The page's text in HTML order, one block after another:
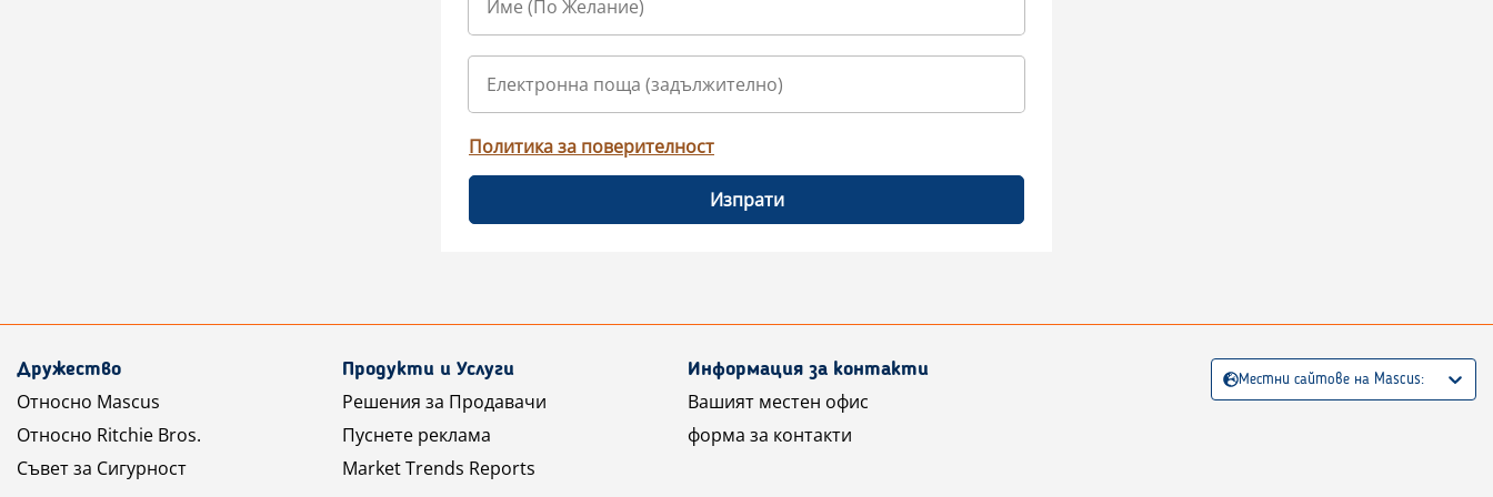
Политика за поверителност
Изпрати
Дружество
Относно Mascus
Относно Ritchie Bros.
Съвет за Сигурност
Продукти и Услуги
Решения за Продавачи
Пуснете реклама
Market Trends Reports
Информация за контакти
Вашият местен офис
форма за контакти
Местни сайтове на Mascus: